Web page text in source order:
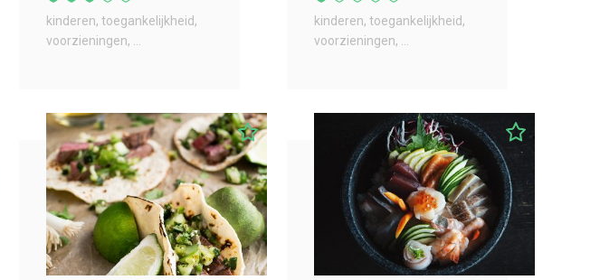
kinderen toegankelijkheid
voorzieningen
kinderen toegankelijkheid
voorzieningen